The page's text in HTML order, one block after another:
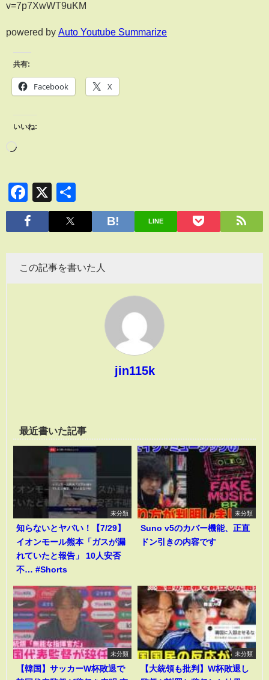
v=7p7XwWT9uKM
powered by Auto Youtube Summarize
共有:
Facebook X
いいね:
Facebook
X
有
LINE
この記事を書いた人
jin115k
最近書いた記事
未分類
知らないとヤバい！【7/29】
イオンモール熊本「ガスが漏
れていたと報告」 10人安否
不… #Shorts
未分類
Suno v5のカバー機能、正直
ドン引きの内容です
未分類
【韓国】サッカーW杯敗退で
未分類
【大統領も批判】W杯敗退し